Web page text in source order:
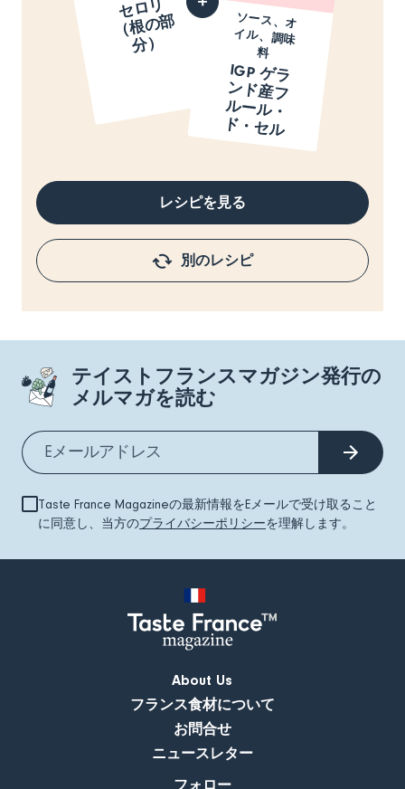
セ
ロ
リ
（
根
の
部
分
）
ソース、オ
イル、調味
料
IGP ゲ
ラ
ン
ド
産
フ
ル
ー
ル
・
ド
・
セ
ル
レシピを見る
別のレシピ
テイストフランスマガジン発行の
メルマガを読む
Taste France Magazineの最新情報をEメールで受け取ること
に同意し、当方のプライバシーポリシーを理解します。
About Us
フランス食材について
お問合せ
ニュースレター
フォロー